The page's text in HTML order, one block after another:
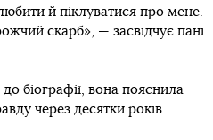
й піклуватися про мене.
скарб», — засвідчує пані
біографії, вона пояснила
через десятки років.